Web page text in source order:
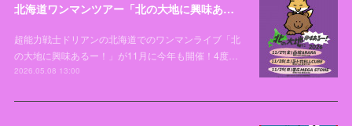
北海道ワンマンツアー「北の大地に興味あるー！2026」開催決定！！！
超能力戦士ドリアンの北海道でのワンマンライブ「北
の大地に興味あるー！」が11月に今年も開催！4度…
2026.05.08 13:00